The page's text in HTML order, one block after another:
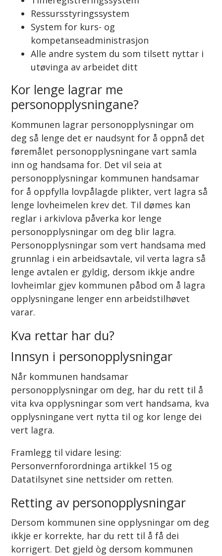
Ressursstyringssystem
System for kurs- og
kompetanseadministrasjon
Alle andre system du som tilsett nyttar i
utøvinga av arbeidet ditt
Kor lenge lagrar me
personopplysningane?
Kommunen lagrar personopplysningar om
deg så lenge det er naudsynt for å oppnå det
føremålet personopplysningane vart samla
inn og handsama for. Det vil seia at
personopplysningar kommunen handsamar
for å oppfylla lovpålagde plikter, vert lagra så
lenge lovheimelen krev det. Til dømes kan
reglar i arkivlova påverka kor lenge
personopplysningar om deg blir lagra.
Personopplysningar som vert handsama med
grunnlag i ein arbeidsavtale, vil verta lagra så
lenge avtalen er gyldig, dersom ikkje andre
lovheimlar gjev kommunen påbod om å lagra
opplysningane lenger enn arbeidstilhøvet
varar.
Kva rettar har du?
Innsyn i personopplysningar
Når kommunen handsamar
personopplysningar om deg, har du rett til å
vita kva opplysningar som vert handsama, kva
opplysningane vert nytta til og kor lenge dei
vert lagra.
Framlegg til vidare lesing:
Personvernforordninga artikkel 15 og
Datatilsynet sine nettsider om retten.
Retting av personopplysningar
Dersom kommunen sine opplysningar om deg
ikkje er korrekte, har du rett til å få dei
korrigert. Det gjeld òg dersom kommunen